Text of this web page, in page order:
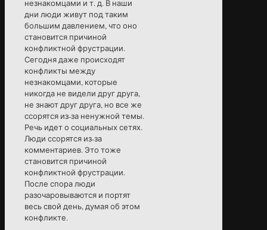
незнакомцами и т. д. В наши
дни люди живут под таким
большим давлением, что оно
становится причиной
конфликтной фрустрации.
Сегодня даже происходят
конфликты между
незнакомцами, которые
никогда не видели друг друга,
не знают друг друга, но все же
ссорятся из-за ненужной темы.
Речь идет о социальных сетях.
Люди ссорятся из-за
комментариев. Это тоже
становится причиной
конфликтной фрустрации.
После спора люди
разочаровываются и портят
весь свой день, думая об этом
конфликте.